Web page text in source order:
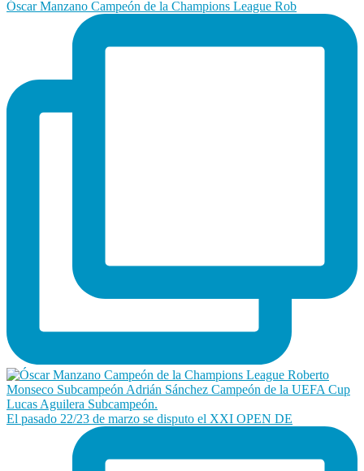
Óscar Manzano Campeón de la Champions League Rob
El pasado 22/23 de marzo se disputo el XXI OPEN DE